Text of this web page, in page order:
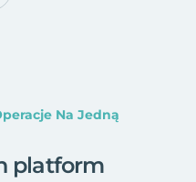
Na Jedną
platform